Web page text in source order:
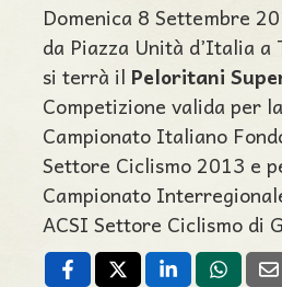
Domenica 8 Settembre
da Piazza Unità d’Italia
si terrà il Peloritani
Competizione valida per
Campionato Italiano
Settore Ciclismo 2013 e
Campionato
ACSI Settore Ciclismo di